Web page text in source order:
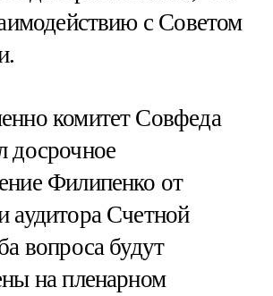
с Советом
комитет Совфеда
досрочное
Филипенко от
аудитора Счетной
вопроса будут
на пленарном